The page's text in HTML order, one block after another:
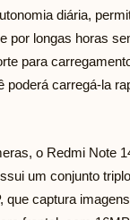
diária,
por longas horas
para
poderá carregá-la
o Redmi Note
um conjunto
que captura